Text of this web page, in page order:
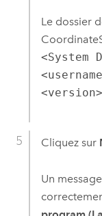
Le dossier
<System
<version>
Cliquez sur
Un